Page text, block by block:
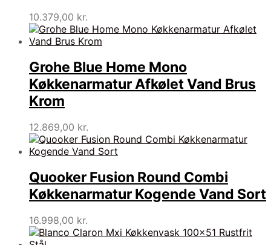
10.379,00 kr.
Grohe Blue Home Mono
Køkkenarmatur Afkølet Vand Brus
Krom
12.869,00 kr.
Quooker Fusion Round Combi
Køkkenarmatur Kogende Vand Sort
16.998,00 kr.